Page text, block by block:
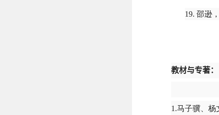
19. 邵逊
教材与专著：
1.马子骥、